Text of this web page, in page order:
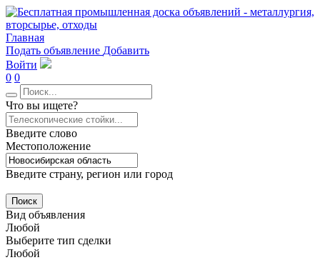
Главная
Подать объявление Добавить
Войти
0 0
Что вы ищете?
Введите слово
Местоположение
Введите страну, регион или город
Поиск
Вид объявления
Любой
Выберите тип сделки
Любой